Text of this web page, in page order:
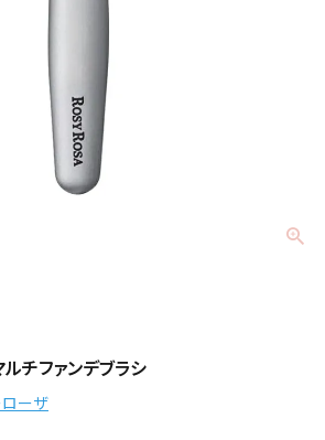
チファンデブラシ
ーザ